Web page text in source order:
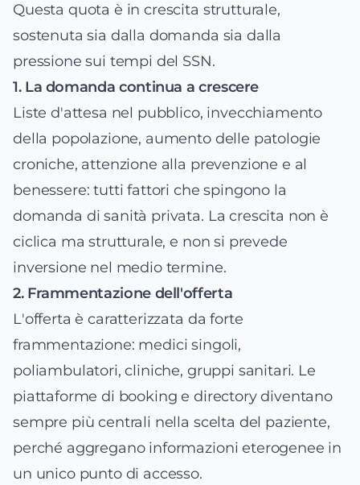
Questa quota è in crescita strutturale,
sostenuta sia dalla domanda sia dalla
pressione sui tempi del SSN.
1. La domanda continua a crescere
Liste d'attesa nel pubblico, invecchiamento
della popolazione, aumento delle patologie
croniche, attenzione alla prevenzione e al
benessere: tutti fattori che spingono la
domanda di sanità privata. La crescita non è
ciclica ma strutturale, e non si prevede
inversione nel medio termine.
2. Frammentazione dell'offerta
L'offerta è caratterizzata da forte
frammentazione: medici singoli,
poliambulatori, cliniche, gruppi sanitari. Le
piattaforme di booking e directory diventano
sempre più centrali nella scelta del paziente,
perché aggregano informazioni eterogenee in
un unico punto di accesso.